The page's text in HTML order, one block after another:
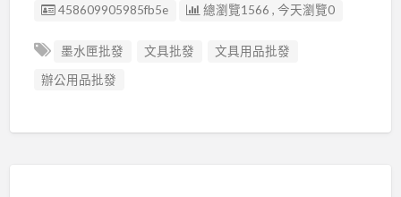
廣告编號
458609905985fb5e 總瀏覽1566 , 今天瀏覽0
墨水匣批發 文具批發
文具用品批發
辦公用品批發